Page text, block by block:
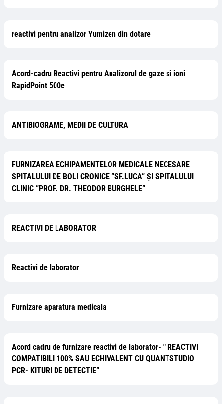
reactivi pentru analizor Yumizen din dotare
Acord-cadru Reactivi pentru Analizorul de gaze si ioni
RapidPoint 500e
ANTIBIOGRAME, MEDII DE CULTURA
FURNIZAREA ECHIPAMENTELOR MEDICALE NECESARE
SPITALULUI DE BOLI CRONICE ”SF.LUCA” ȘI SPITALULUI
CLINIC ”PROF. DR. THEODOR BURGHELE”
REACTIVI DE LABORATOR
Reactivi de laborator
Furnizare aparatura medicala
Acord cadru de furnizare reactivi de laborator- " REACTIVI
COMPATIBILI 100% SAU ECHIVALENT CU QUANTSTUDIO
PCR- KITURI DE DETECTIE”